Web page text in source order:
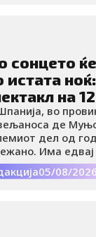
викенд-
сонцето
истата
на
во
де
дел од
Има
нема
привлекло
ова мало
во Европа
05/08/2026